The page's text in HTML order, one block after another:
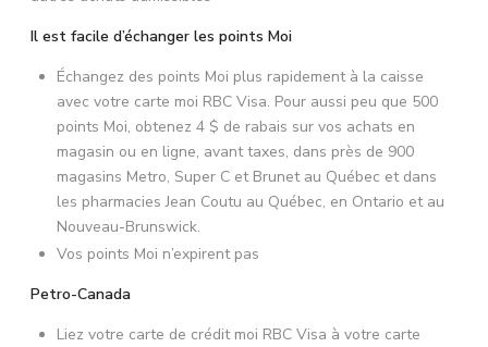
Il est facile d’échanger les points Moi
Échangez des points Moi plus rapidement à la caisse
avec votre carte moi RBC Visa. Pour aussi peu que 500
points Moi, obtenez 4 $ de rabais sur vos achats en
magasin ou en ligne, avant taxes, dans près de 900
magasins Metro, Super C et Brunet au Québec et dans
les pharmacies Jean Coutu au Québec, en Ontario et au
Nouveau-Brunswick.
Vos points Moi n’expirent pas
Petro-Canada
Liez votre carte de crédit moi RBC Visa à votre carte